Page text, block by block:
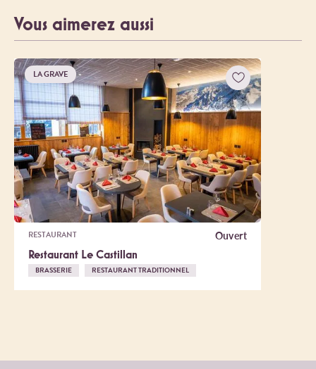
Vous aimerez aussi
LA GRAVE
RESTAURANT
Ouvert
Restaurant Le Castillan
BRASSERIE RESTAURANT TRADITIONNEL